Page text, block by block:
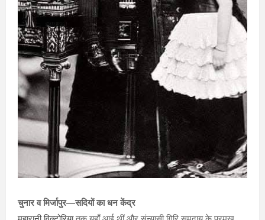
चुनार व मिर्जापुर—सदियों का धन केंद्र